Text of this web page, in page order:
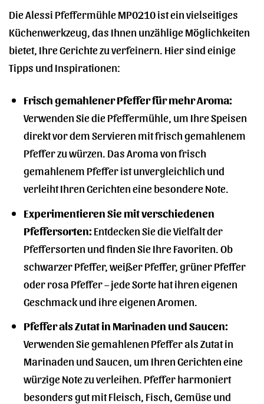
Die Alessi Pfeffermühle MP0210 ist ein vielseitiges
Küchenwerkzeug, das Ihnen unzählige Möglichkeiten
bietet, Ihre Gerichte zu verfeinern. Hier sind einige
Tipps und Inspirationen:
Frisch gemahlener Pfeffer für mehr Aroma:
Verwenden Sie die Pfeffermühle, um Ihre Speisen
direkt vor dem Servieren mit frisch gemahlenem
Pfeffer zu würzen. Das Aroma von frisch
gemahlenem Pfeffer ist unvergleichlich und
verleiht Ihren Gerichten eine besondere Note.
Experimentieren Sie mit verschiedenen
Pfeffersorten:Entdecken Sie die Vielfalt der
Pfeffersorten und finden Sie Ihre Favoriten. Ob
schwarzer Pfeffer, weißer Pfeffer, grüner Pfeffer
oder rosa Pfeffer – jede Sorte hat ihren eigenen
Geschmack und ihre eigenen Aromen.
Pfeffer als Zutat in Marinaden und Saucen:
Verwenden Sie gemahlenen Pfeffer als Zutat in
Marinaden und Saucen, um Ihren Gerichten eine
würzige Note zu verleihen. Pfeffer harmoniert
besonders gut mit Fleisch, Fisch, Gemüse und